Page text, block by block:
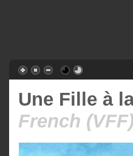
Une Fille à
French (VFF)